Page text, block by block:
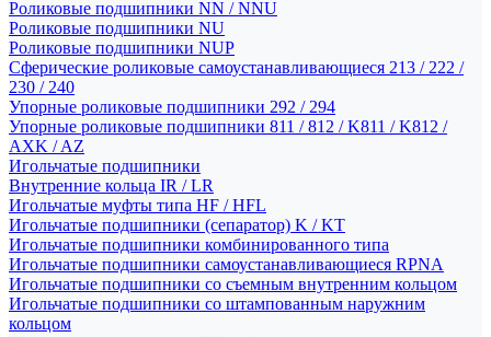
Роликовые подшипники NN / NNU
Роликовые подшипники NU
Роликовые подшипники NUP
Сферические роликовые самоустанавливающиеся 213 / 222 /
230 / 240
Упорные роликовые подшипники 292 / 294
Упорные роликовые подшипники 811 / 812 / K811 / K812 /
AXK / AZ
Игольчатые подшипники
Внутренние кольца IR / LR
Игольчатые муфты типа HF / HFL
Игольчатые подшипники (сепаратор) K / KT
Игольчатые подшипники комбинированного типа
Игольчатые подшипники самоустанавливающиеся RPNA
Игольчатые подшипники со съемным внутренним кольцом
Игольчатые подшипники со штампованным наружним
кольцом